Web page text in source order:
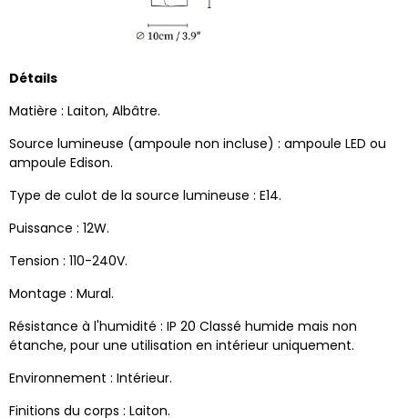
Détails
Matière : Laiton, Albâtre.
Source lumineuse (ampoule non incluse) : ampoule LED ou
ampoule Edison.
Type de culot de la source lumineuse : E14.
Puissance : 12W.
Tension : 110-240V.
Montage : Mural.
Résistance à l'humidité : IP 20 Classé humide mais non
étanche, pour une utilisation en intérieur uniquement.
Environnement : Intérieur.
Finitions du corps : Laiton.